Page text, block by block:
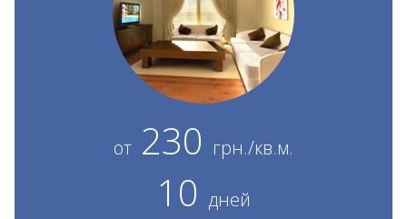
от 230 грн./кв.м.
10 дней